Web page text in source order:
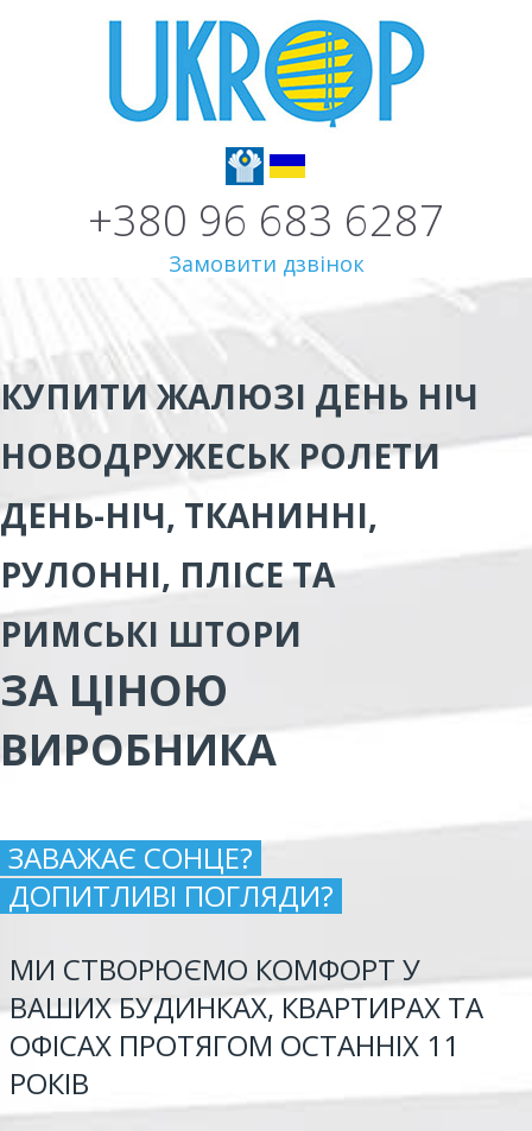
+380 96 683 6287
Замовити дзвінок
КУПИТИ ЖАЛЮЗІ ДЕНЬ НІЧ
НОВОДРУЖЕСЬК РОЛЕТИ
ДЕНЬ-НІЧ, ТКАНИННІ,
РУЛОННІ, ПЛІСЕ ТА
РИМСЬКІ ШТОРИ
ЗА ЦІНОЮ
ВИРОБНИКА
ЗАВАЖАЄ СОНЦЕ?
ДОПИТЛИВІ ПОГЛЯДИ?
МИ СТВОРЮЄМО КОМФОРТ У
ВАШИХ БУДИНКАХ, КВАРТИРАХ ТА
ОФІСАХ ПРОТЯГОМ ОСТАННІХ 11
РОКІВ